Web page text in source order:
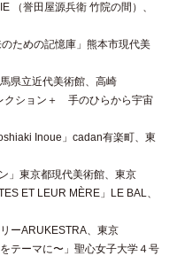
（誉田屋源兵衛 竹院の間）、
ための記憶庫」熊本市現代美
県立近代美術館、高崎
クション＋ 手のひらから宇宙
Inoue」cadan有楽町、東
」東京都現代美術館、東京
ET LEUR MÈRE」LE BAL、
ーARUKESTRA、東京
テーマに〜」聖心女子大学４号